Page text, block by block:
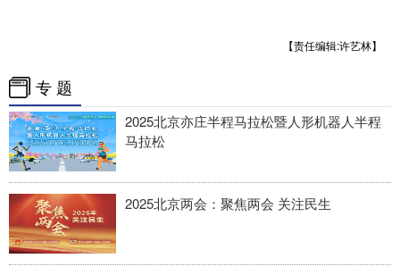
【责任编辑:许艺林】
专 题
2025北京亦庄半程马拉松暨人形机器人半程
马拉松
2025北京两会：聚焦两会 关注民生